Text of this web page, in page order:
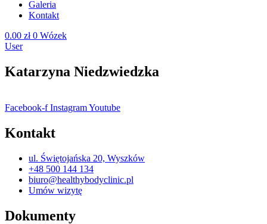
Galeria
Kontakt
0.00 zł 0 Wózek
User
Katarzyna Niedzwiedzka
Facebook-f InstagramYoutube
Kontakt
ul. Świętojańska 20, Wyszków
+48 500 144 134
biuro@healthybodyclinic.pl
Umów wizytę
Dokumenty